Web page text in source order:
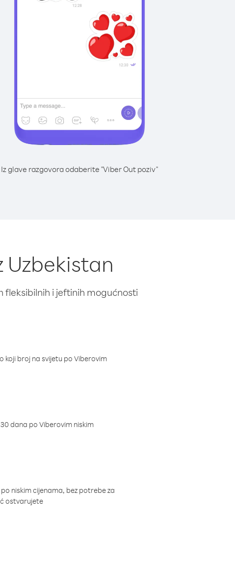
Iz glave razgovora odaberite "Viber Out poziv"
Uzbekistan
fleksibilnih i jeftinih mogućnosti
koji broj na svijetu po Viberovim
dana po Viberovim niskim
niskim cijenama, bez potrebe za
ostvarujete